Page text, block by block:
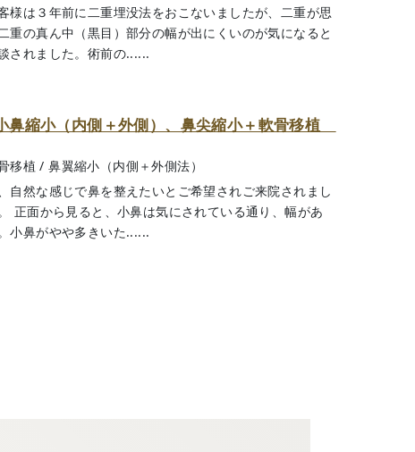
様は３年前に二重埋没法をおこないましたが、二重が思
重の真ん中（黒目）部分の幅が出にくいのが気になると
されました。術前の......
鼻縮小（内側＋外側）、鼻尖縮小＋軟骨移植
移植 /鼻翼縮小（内側＋外側法）
自然な感じで鼻を整えたいとご希望されご来院されまし
正面から見ると、小鼻は気にされている通り、幅があ
小鼻がやや多きいた......